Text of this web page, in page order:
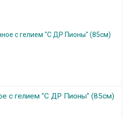
с гелием "С ДР Пионы" (85см)